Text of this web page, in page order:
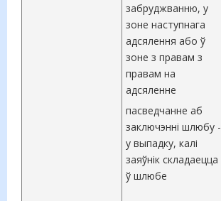
забруджванню, у
зоне наступнага
адсялення або ў
зоне з правам з
правам на
адсяленне
пасведчанне аб
заключэнні шлюбу -
у выпадку, калі
заяўнік складаецца
ў шлюбе